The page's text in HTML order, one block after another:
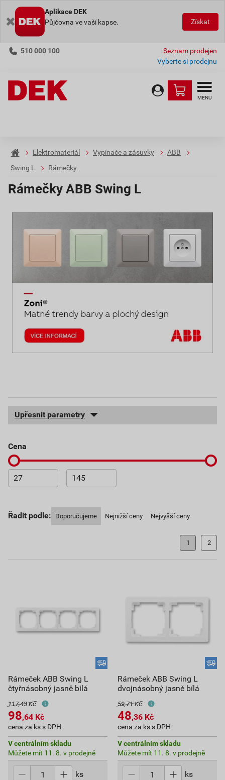
Aplikace DEK
Půjčovna ve vaší kapse.
Získat
510 000 100
Seznam prodejen
Vyberte si prodejnu
MENU
Elektromateriál Vypínače a zásuvky
ABB
Swing L
Rámečky
Rámečky ABB Swing L
Upřesnit parametry
cena
Řadit podle: Doporučujeme Nejnižší ceny Nejvyšší ceny
1 2
Rámeček ABB Swing L
čtyřnásobný jasně bílá
117,43 Kč
98,64 Kč
cena za ks s DPH
V centrálním skladu
Můžete mít 11. 8. v prodejně
ks
Rámeček ABB Swing L
dvojnásobný jasně bílá
59,71 Kč
48,36 Kč
cena za ks s DPH
V centrálním skladu
Můžete mít 11. 8. v prodejně
ks